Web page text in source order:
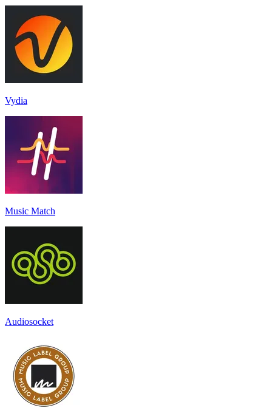
Vydia
Music Match
Audiosocket